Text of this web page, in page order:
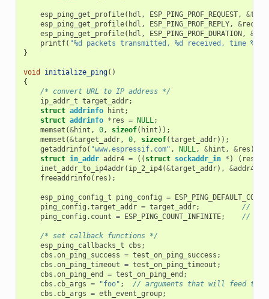
esp_ping_get_profile( hdl , ESP_PING_PROF_REQUEST, &
esp_ping_get_profile( hdl , ESP_PING_PROF_REPLY, &
esp_ping_get_profile( hdl , ESP_PING_PROF_DURATION, &
printf( "%d packets transmitted, %d received, time %dms
}
void initialize_ping()
{
/* convert URL to IP address */
ip_addr_t target_addr;
struct addrinfo hint ;
struct addrinfo * res = NULL;
memset (&hint , 0, sizeof( hint ));
memset (&target_addr, 0, sizeof(target_addr));
getaddrinfo( "www.espressif.com" , NULL, &hint , &res );
struct in_addr addr4 = (( struct sockaddr_in * ) ( res
inet_addr_to_ip4addr( ip_2_ip4(&target_addr), &addr4
freeaddrinfo( res );
esp_ping_config_t ping_config =
ping_config .target_addr = target_addr;
//
ping_config . count = ESP_PING_COUNT_INFINITE; //
/* set callback functions */
esp_ping_callbacks_t
cbs ;
cbs .on_ping_success = test_on_ping_success ;
cbs .on_ping_timeout = test_on_ping_timeout ;
cbs .on_ping_end = test_on_ping_end ;
cbs . cb_args = "foo" ;
// arguments that will feed to
cbs . cb_args = eth_event_group;